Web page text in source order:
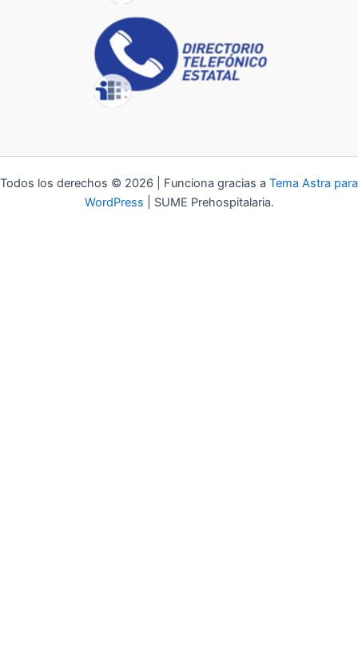
Todos los derechos © 2026 | Funciona gracias a Tema Astra para
WordPress | SUME Prehospitalaria.